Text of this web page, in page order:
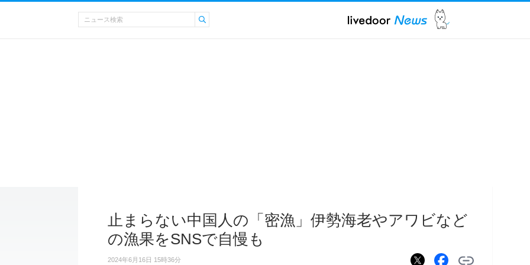
止まらない中国人の「密漁」伊勢海老やアワビなど
の漁果をSNSで自慢も
2024年6月16日 15時36分